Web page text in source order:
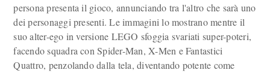
persona presenta il gioco, annunciando tra l'altro che sarà uno
dei personaggi presenti. Le immagini lo mostrano mentre il
suo alter-ego in versione LEGO sfoggia svariati super-poteri,
facendo squadra con Spider-Man, X-Men e Fantastici
Quattro, penzolando dalla tela, diventando potente come